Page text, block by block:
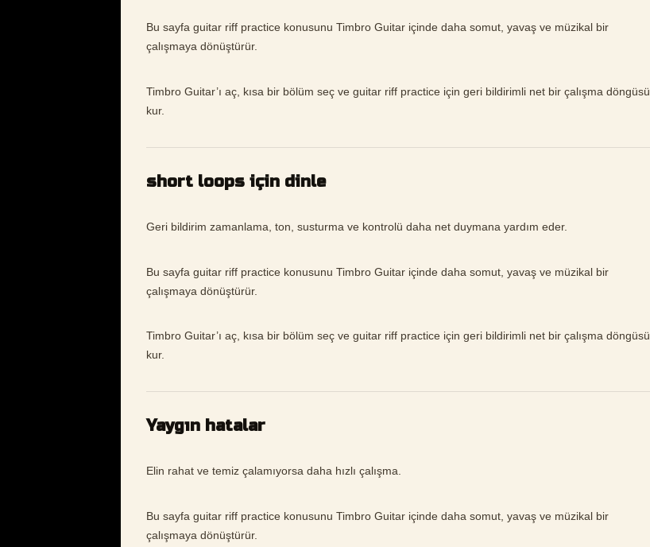
Bu sayfa guitar riff practice konusunu Timbro Guitar içinde daha somut, yavaş ve müzikal bir
çalışmaya dönüştürür.
Timbro Guitar’ı aç, kısa bir bölüm seç ve guitar riff practice için geri bildirimli net bir çalışma döngüsü
kur.
short loops için dinle
Geri bildirim zamanlama, ton, susturma ve kontrolü daha net duymana yardım eder.
Bu sayfa guitar riff practice konusunu Timbro Guitar içinde daha somut, yavaş ve müzikal bir
çalışmaya dönüştürür.
Timbro Guitar’ı aç, kısa bir bölüm seç ve guitar riff practice için geri bildirimli net bir çalışma döngüsü
kur.
Yaygın hatalar
Elin rahat ve temiz çalamıyorsa daha hızlı çalışma.
Bu sayfa guitar riff practice konusunu Timbro Guitar içinde daha somut, yavaş ve müzikal bir
çalışmaya dönüştürür.